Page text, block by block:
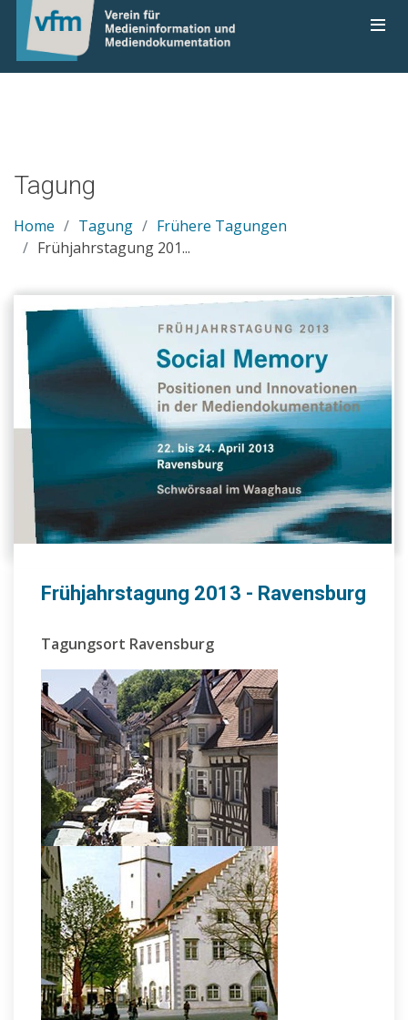
Tagung
Home Tagung
Frühere Tagungen
Frühjahrstagung 201...
Frühjahrstagung 2013 - Ravensburg
Tagungsort Ravensburg